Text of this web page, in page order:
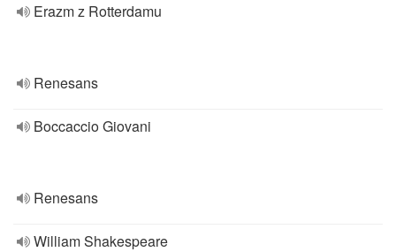
Erazm z Rotterdamu
Renesans
Boccaccio Giovani
Renesans
William Shakespeare